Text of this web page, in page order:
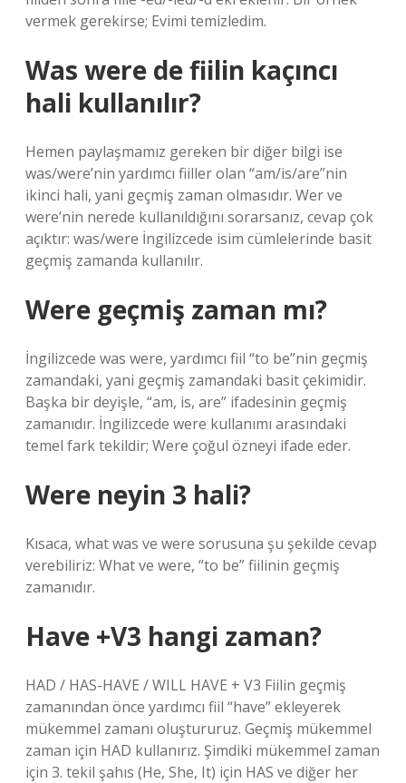
vermek gerekirse; Evimi temizledim.
Was were de fiilin kaçıncı
hali kullanılır?
Hemen paylaşmamız gereken bir diğer bilgi ise
was/were’nin yardımcı fiiller olan “am/is/are”nin
ikinci hali, yani geçmiş zaman olmasıdır. Wer ve
were’nin nerede kullanıldığını sorarsanız, cevap çok
açıktır: was/were İngilizcede isim cümlelerinde basit
geçmiş zamanda kullanılır.
Were geçmiş zaman mı?
İngilizcede was were, yardımcı fiil “to be”nin geçmiş
zamandaki, yani geçmiş zamandaki basit çekimidir.
Başka bir deyişle, “am, is, are” ifadesinin geçmiş
zamanıdır. İngilizcede were kullanımı arasındaki
temel fark tekildir; Were çoğul özneyi ifade eder.
Were neyin 3 hali?
Kısaca, what was ve were sorusuna şu şekilde cevap
verebiliriz: What ve were, “to be” fiilinin geçmiş
zamanıdır.
Have +V3 hangi zaman?
HAD / HAS-HAVE / WILL HAVE + V3 Fiilin geçmiş
zamanından önce yardımcı fiil “have” ekleyerek
mükemmel zamanı oluştururuz. Geçmiş mükemmel
zaman için HAD kullanırız. Şimdiki mükemmel zaman
için 3. tekil şahıs (He, She, It) için HAS ve diğer her